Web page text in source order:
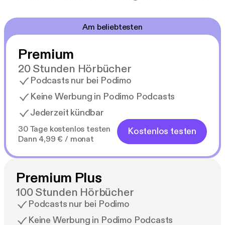
Am beliebtesten
Premium
20 Stunden Hörbücher
Podcasts nur bei Podimo
Keine Werbung in Podimo Podcasts
Jederzeit kündbar
30 Tage kostenlos testen
Dann 4,99 € / monat
Kostenlos testen
Premium Plus
100 Stunden Hörbücher
Podcasts nur bei Podimo
Keine Werbung in Podimo Podcasts